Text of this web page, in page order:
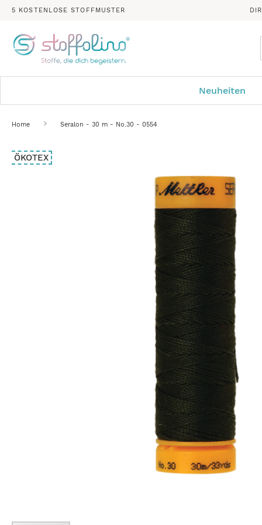
5 KOSTENLOSE STOFFMUSTER
Neuheiten
Home Seralon - 30 m - No.30 - 0554
Zum
Ende
ÖKOTEX